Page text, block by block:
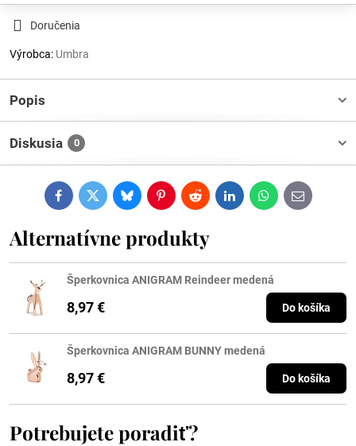
Doručenia
Výrobca: Umbra
Popis
Diskusia 0
FacebookTwitterBlueskyPinterestRedditLinkedInWhatsApp
E-
mail
Alternatívne produkty
Šperkovnica ANIGRAM Reindeer medená
8,97 € Do košíka
Šperkovnica ANIGRAM BUNNY medená
8,97 € Do košíka
Potrebujete poradiť?